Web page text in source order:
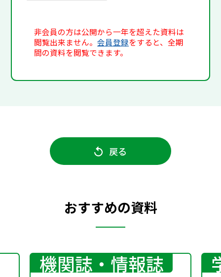
非会員の方は公開から一年を超えた資料は
閲覧出来ません。会員登録をすると、全期
間の資料を閲覧できます。
戻る
おすすめの資料
機関誌・情報誌